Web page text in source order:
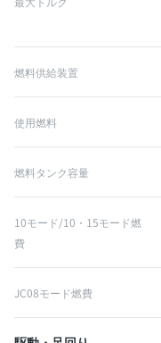
燃料供給装置
使用燃料
燃料タンク容量
10モード/10・15モード燃
費
JC08モード燃費